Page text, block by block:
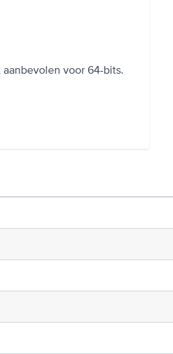
voor 64-bits.